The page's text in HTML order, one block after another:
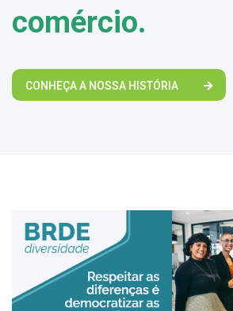
comércio.
CONHEÇA A NOSSA HISTÓRIA